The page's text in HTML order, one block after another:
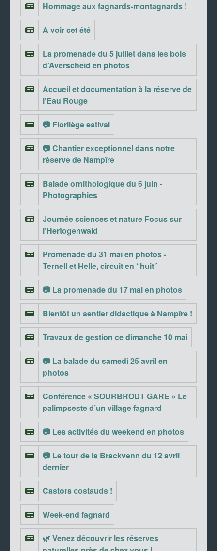
Hommage aux fagnards-montagnards !
A voir cet été
La promenade du 5 juillet dans les bois
d’Averscheid en photos
Accueil et documentation à la réserve de
l’Eau Rouge
📷 Florilège estival
📷 Chantier exceptionnel dans notre
réserve de Nampîre
Balade ornithologique du 6 juin -
Photographies
Journée sciences et nature Focus sur
l’Hertogenwald
Promenade du 31 mai en photos -
Ternell et Helle, circuit en “huit”
📷 La promenade du 17 mai en photos
Bientôt un sentier didactique à Nampîre !
Travaux de gestion ce dimanche 10 mai
📷 La balade du samedi 25 avril en
photos
Conférence « SOURBRODT GARE » Le
palimpseste d’un village fagnard
📷 Les activités du weekend en photos
📷 Le tour de la Brackvenn du 12 avril
dernier
Castors costauds !
Week-end fagnard
🌿 Venez découvrir les réserves